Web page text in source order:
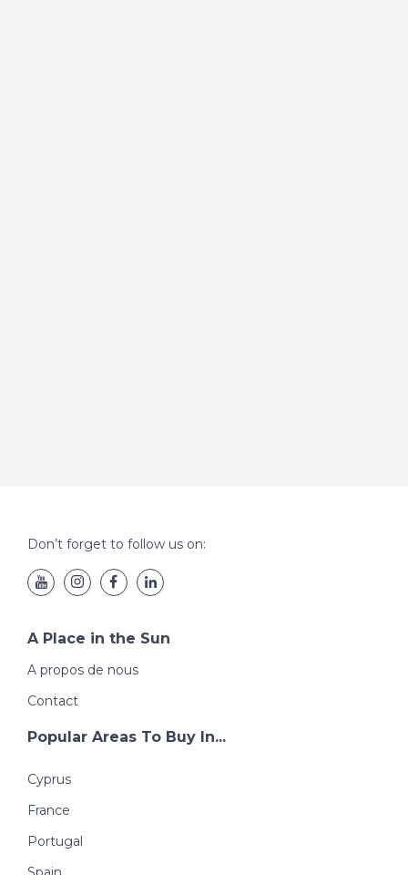
Don’t forget to follow us on:
A Place in the Sun
A propos de nous
Contact
Popular Areas To Buy In...
Cyprus
France
Portugal